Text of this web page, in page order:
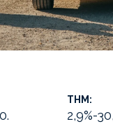
THM:
2,9%-